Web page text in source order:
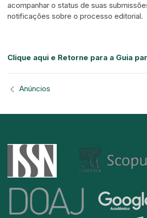
acompanhar o status de suas
notificações sobre o processo editorial.
Clique aqui e Retorne para a Guia
Anúncios